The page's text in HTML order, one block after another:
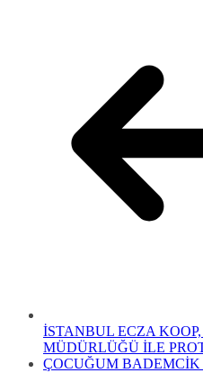
İSTANBUL ECZA
MÜDÜRLÜĞÜ İLE
ÇOCUĞUM